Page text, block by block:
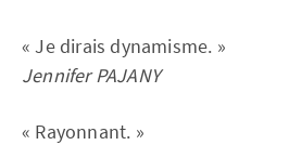
« Je dirais dynamisme. »
Jennifer PAJANY
« Rayonnant. »